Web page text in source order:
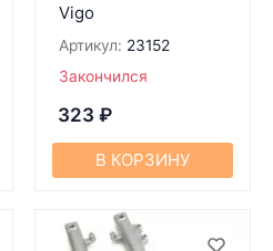
Vigo
Артикул: 23152
Закончился
323 ₽
В КОРЗИНУ